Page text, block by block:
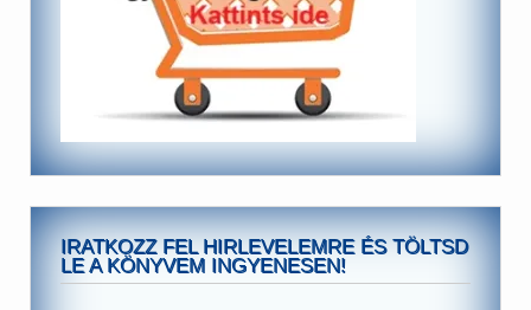
IRATKOZZ FEL HIRLEVELEMRE ÉS TÖLTSD
LE A KÖNYVEM INGYENESEN!